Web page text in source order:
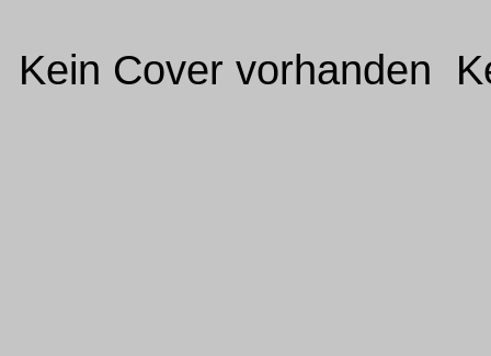
Kein Cover vorhanden